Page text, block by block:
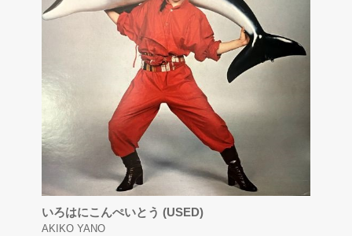
いろはにこんぺいとう (USED)
AKIKO YANO